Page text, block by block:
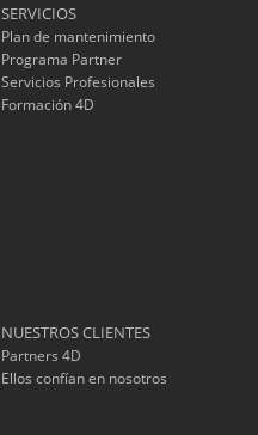
SERVICIOS
Plan de mantenimiento
Programa Partner
Servicios Profesionales
Formación 4D
NUESTROS CLIENTES
Partners 4D
Ellos confían en nosotros